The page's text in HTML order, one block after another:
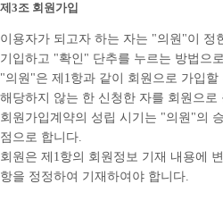
제3조 회원가입
이용자가 되고자 하는 자는 "의원"이 정
기입하고 "확인" 단추를 누르는 방법으
"의원"은 제1항과 같이 회원으로 가입할
해당하지 않는 한 신청한 자를 회원으로
회원가입계약의 성립 시기는 "의원"의
점으로 합니다.
회원은 제1항의 회원정보 기재 내용에
항을 정정하여 기재하여야 합니다.